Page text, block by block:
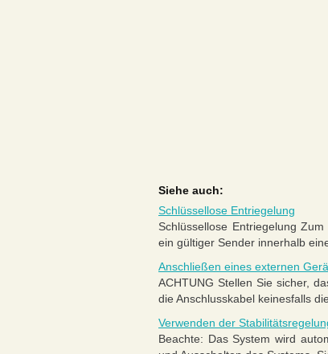
Siehe auch:
Schlüssellose Entriegelung
Schlüssellose Entriegelung
ein gültiger Sender innerhalb
Anschließen eines externen
ACHTUNG Stellen Sie sicher,
die Anschlusskabel keinesfalls
Verwenden der
Beachte: Das System wird